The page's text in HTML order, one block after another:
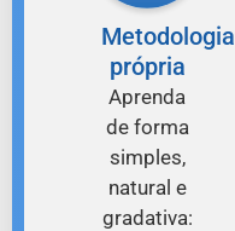
Metodologia
própria
Aprenda
de forma
simples,
natural e
gradativa: